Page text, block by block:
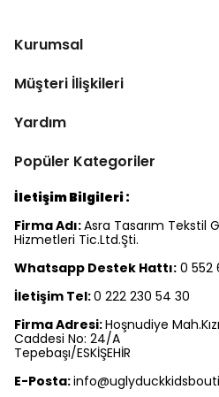
Kurumsal
Müşteri İlişkileri
Yardım
Popüler Kategoriler
İletişim Bilgileri :
Firma Adı:Asra Tasarım Tekstil
Hizmetleri Tic.Ltd.Şti.
Whatsapp Destek Hattı: 0 552
İletişim Tel:0 222 230 54 30
Firma Adresi:Hoşnudiye
Caddesi No: 24/A
Tepebaşı/ESKİŞEHİR
E-Posta: